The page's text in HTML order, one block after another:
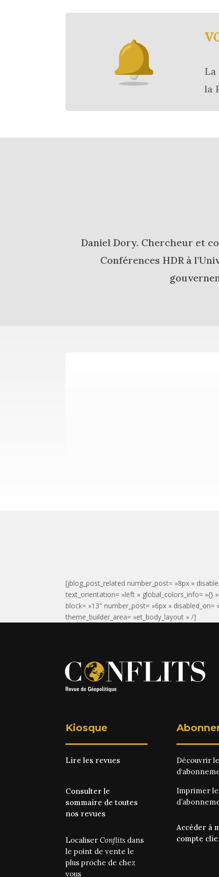
La
la
Daniel Dory. Chercheur et
Conférences HDR à
[jblog_post_related number_post= »8px »
text_orientation= »left » global_colors_info= »{}
block= »13″ number_post= »6px »
theme_builder_area= »et_body_layout » /]
Kiosque
Lire les revues
Consulter le
sommaire de toutes
nos revues
LocaliserConflits dans
le point de vente le
plus proche de chez
vous
Découvrir
Imprimer
Accéder à
compte